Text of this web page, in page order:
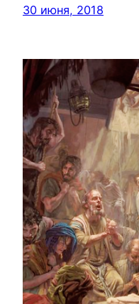
30 июня, 2018